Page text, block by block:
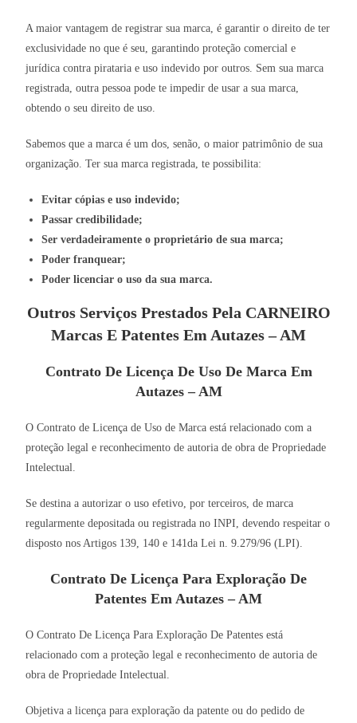
A maior vantagem de registrar sua marca, é garantir o direito de ter
exclusividade no que é seu, garantindo proteção comercial e
jurídica contra pirataria e uso indevido por outros. Sem sua marca
registrada, outra pessoa pode te impedir de usar a sua marca,
obtendo o seu direito de uso.
Sabemos que a marca é um dos, senão, o maior patrimônio de sua
organização. Ter sua marca registrada, te possibilita:
Evitar cópias e uso indevido;
Passar credibilidade;
Ser verdadeiramente o proprietário de sua marca;
Poder franquear;
Poder licenciar o uso da sua marca.
Outros Serviços Prestados Pela CARNEIRO
Marcas E Patentes Em Autazes – AM
Contrato De Licença De Uso De Marca Em
Autazes – AM
O Contrato de Licença de Uso de Marca está relacionado com a
proteção legal e reconhecimento de autoria de obra de Propriedade
Intelectual.
Se destina a autorizar o uso efetivo, por terceiros, de marca
regularmente depositada ou registrada no INPI, devendo respeitar o
disposto nos Artigos 139, 140 e 141da Lei n. 9.279/96 (LPI).
Contrato De Licença Para Exploração De
Patentes Em Autazes – AM
O Contrato De Licença Para Exploração De Patentes está
relacionado com a proteção legal e reconhecimento de autoria de
obra de Propriedade Intelectual.
Objetiva a licença para exploração da patente ou do pedido de